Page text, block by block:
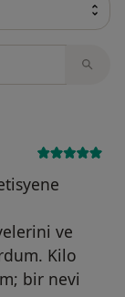
ve
Kilo
bir nevi